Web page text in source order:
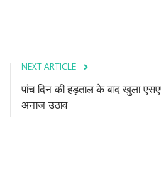
NEXT ARTICLE
पांच दिन की हड़ताल के बाद खुला
अनाज उठाव